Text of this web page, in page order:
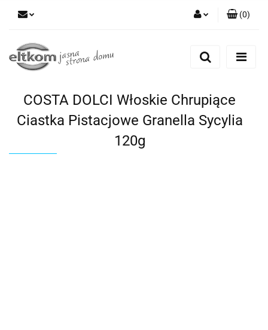
Zarejestruj się
(0)
COSTA DOLCI Włoskie Chrupiące
Ciastka Pistacjowe Granella Sycylia
120g